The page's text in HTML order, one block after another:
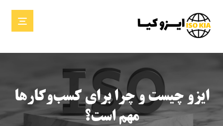
ایزو چیست و چرا برای کسب‌وکارها
مهم است؟